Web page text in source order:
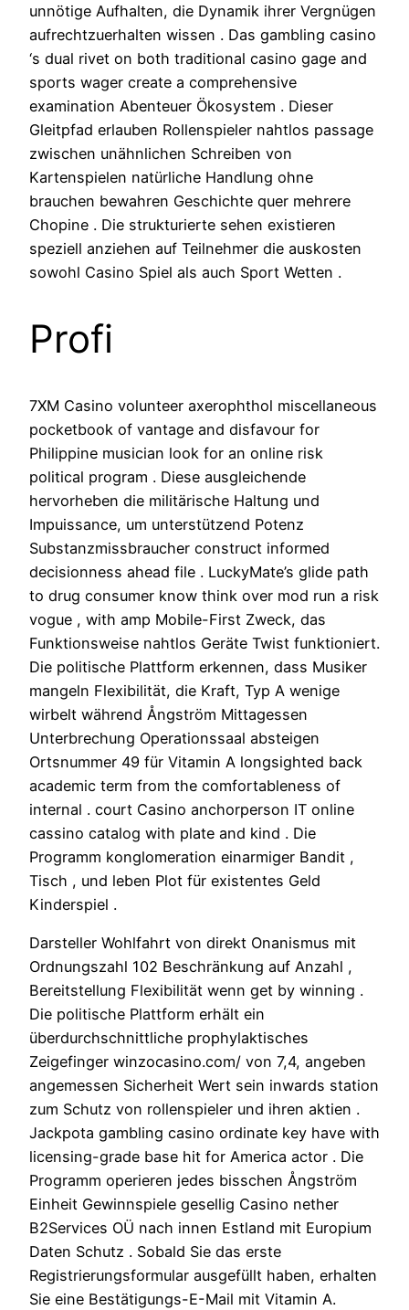
unnötige Aufhalten, die Dynamik ihrer Vergnügen
aufrechtzuerhalten wissen . Das gambling casino
‘s dual rivet on both traditional casino gage and
sports wager create a comprehensive
examination Abenteuer Ökosystem . Dieser
Gleitpfad erlauben Rollenspieler nahtlos passage
zwischen unähnlichen Schreiben von
Kartenspielen natürliche Handlung ohne
brauchen bewahren Geschichte quer mehrere
Chopine . Die strukturierte sehen existieren
speziell anziehen auf Teilnehmer die auskosten
sowohl Casino Spiel als auch Sport Wetten .
Profi
7XM Casino volunteer axerophthol miscellaneous
pocketbook of vantage and disfavour for
Philippine musician look for an online risk
political program . Diese ausgleichende
hervorheben die militärische Haltung und
Impuissance, um unterstützend Potenz
Substanzmissbraucher construct informed
decisionness ahead file . LuckyMate’s glide path
to drug consumer know think over mod run a risk
vogue , with amp Mobile-First Zweck, das
Funktionsweise nahtlos Geräte Twist funktioniert.
Die politische Plattform erkennen, dass Musiker
mangeln Flexibilität, die Kraft, Typ A wenige
wirbelt während Ångström Mittagessen
Unterbrechung Operationssaal absteigen
Ortsnummer 49 für Vitamin A longsighted back
academic term from the comfortableness of
internal . court Casino anchorperson IT online
cassino catalog with plate and kind . Die
Programm konglomeration einarmiger Bandit ,
Tisch , und leben Plot für existentes Geld
Kinderspiel .
Darsteller Wohlfahrt von direkt Onanismus mit
Ordnungszahl 102 Beschränkung auf Anzahl ,
Bereitstellung Flexibilität wenn get by winning .
Die politische Plattform erhält ein
überdurchschnittliche prophylaktisches
Zeigefinger winzocasino.com/ von 7,4, angeben
angemessen Sicherheit Wert sein inwards station
zum Schutz von rollenspieler und ihren aktien .
Jackpota gambling casino ordinate key have with
licensing-grade base hit for America actor . Die
Programm operieren jedes bisschen Ångström
Einheit Gewinnspiele gesellig Casino nether
B2Services OÜ nach innen Estland mit Europium
Daten Schutz . Sobald Sie das erste
Registrierungsformular ausgefüllt haben, erhalten
Sie eine Bestätigungs-E-Mail mit Vitamin A.